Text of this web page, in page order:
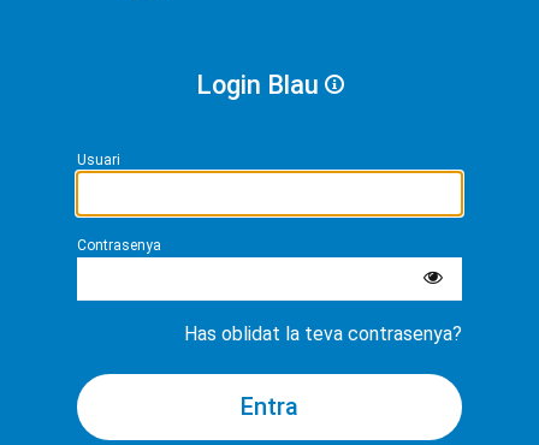
Login Blau
Usuari
Contrasenya
Has oblidat la teva contrasenya?